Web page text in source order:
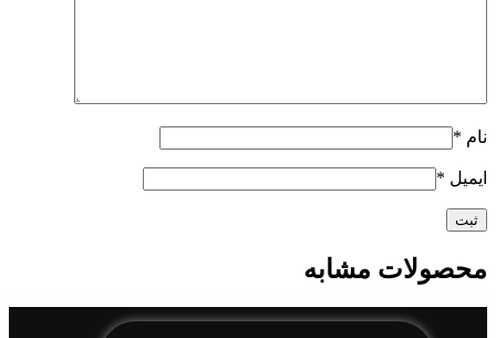
نام *
ایمیل *
محصولات مشابه